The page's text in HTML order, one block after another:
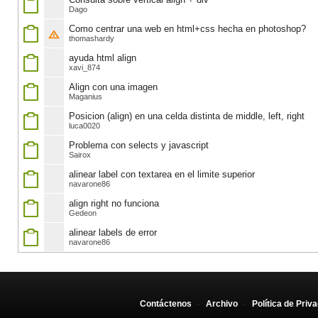
Dago
Como centrar una web en html+css hecha en photoshop?
thomashardy
ayuda html align
xavi_874
Align con una imagen
Maganius
Posicion (align) en una celda distinta de middle, left, right
luca0020
Problema con selects y javascript
Sairox
alinear label con textarea en el limite superior
navarone86
align right no funciona
Gedeon
alinear labels de error
navarone86
Contáctenos - Archivo - Política de